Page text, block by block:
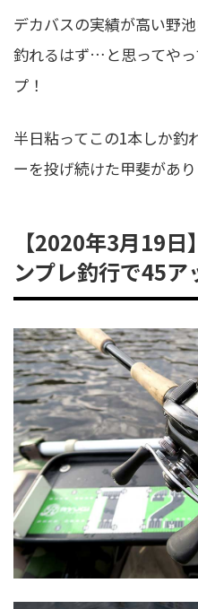
デカバスの実績が高い野
釣れるはず…と思ってや
プ！
半日粘ってこの1本しか釣
ーを投げ続けた甲斐があり
【2020年3月19
ンプレ釣行で45ア